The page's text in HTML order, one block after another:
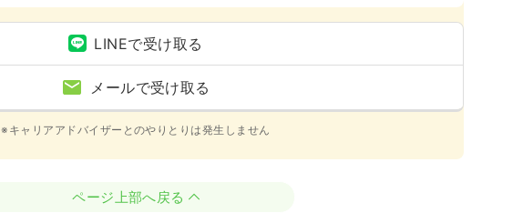
LINEで受け取る
メールで受け取る
※キャリアアドバイザーとのやりとりは発生しません
ページ上部へ戻る